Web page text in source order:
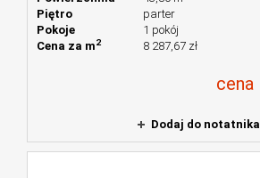
Piętro
parter
Pokoje
1 pokój
Cena za m2 8 287,67 zł
cena
Dodaj do notatnika